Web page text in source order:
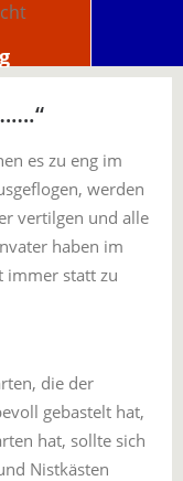
es zu eng im
werden
vertilgen und alle
haben im
immer statt zu
die der
gebastelt hat,
hat, sollte sich
Nistkästen